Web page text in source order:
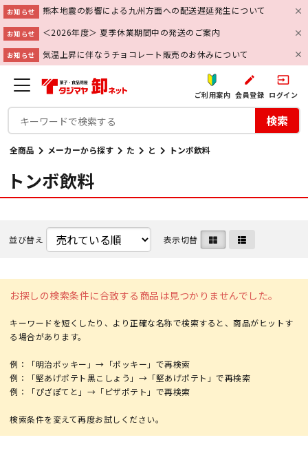
お知らせ 熊本地震の影響による九州方面への配送遅延発生について
お知らせ ＜2026年度＞ 夏季休業期間中の発送のご案内
お知らせ 気温上昇に伴なうチョコレート販売のお休みについて
ご利用案内
create
会員登録
input
ログイン
検索
全商品 メーカーから探す た と トンボ飲料
トンボ飲料
並び替え 表示切替
お探しの検索条件に合致する商品は見つかりませんでした。
キーワードを短くしたり、より正確な名称で検索すると、商品がヒットす
る場合があります。
例：「明治ポッキー」→「ポッキー」で再検索
例：「堅あげポテト黒こしょう」→「堅あげポテト」で再検索
例：「ぴざぽてと」→「ピザポテト」で再検索